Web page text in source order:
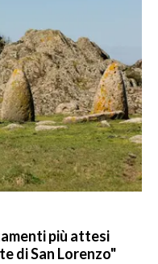
più attesi
di San Lorenzo"